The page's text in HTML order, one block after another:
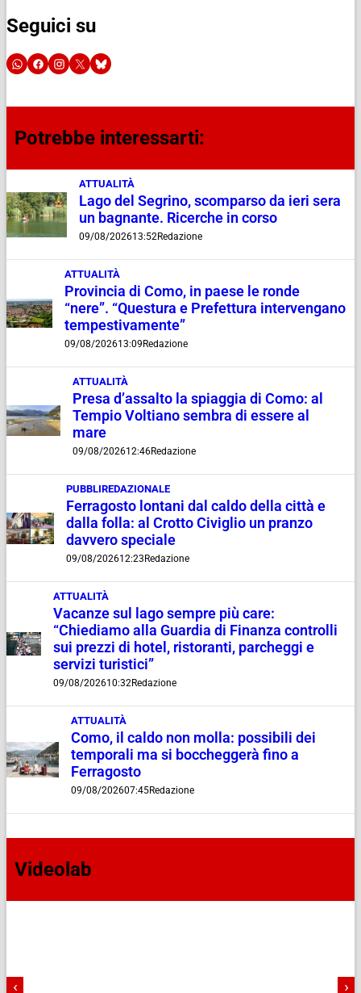
Seguici su
Potrebbe interessarti:
ATTUALITÀ
Lago del Segrino, scomparso da ieri sera
un bagnante. Ricerche in corso
09/08/202613:52Redazione
ATTUALITÀ
Provincia di Como, in paese le ronde
“nere”. “Questura e Prefettura intervengano
tempestivamente”
09/08/202613:09 Redazione
ATTUALITÀ
Presa d’assalto la spiaggia di Como: al
Tempio Voltiano sembra di essere al
mare
09/08/202612:46Redazione
PUBBLIREDAZIONALE
Ferragosto lontani dal caldo della città e
dalla folla: al Crotto Civiglio un pranzo
davvero speciale
09/08/202612:23 Redazione
ATTUALITÀ
Vacanze sul lago sempre più care:
“Chiediamo alla Guardia di Finanza controlli
sui prezzi di hotel, ristoranti, parcheggi e
servizi turistici”
09/08/202610:32Redazione
ATTUALITÀ
Como, il caldo non molla: possibili dei
temporali ma si boccheggerà fino a
Ferragosto
09/08/202607:45Redazione
Videolab
‹ ›